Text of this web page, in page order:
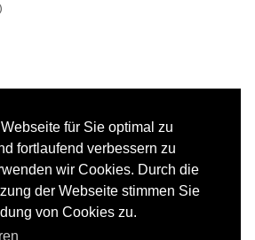
für Sie optimal zu
fortlaufend verbessern zu
wir Cookies. Durch die
der Webseite stimmen Sie
von Cookies zu.